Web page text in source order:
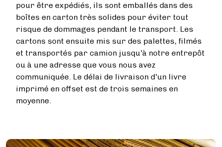
pour être expédiés, ils sont emballés dans des
boîtes en carton très solides pour éviter tout
risque de dommages pendant le transport. Les
cartons sont ensuite mis sur des palettes, filmés
et transportés par camion jusqu'à notre entrepôt
ou à une adresse que vous nous avez
communiquée. Le délai de livraison d'un livre
imprimé en offset est de trois semaines en
moyenne.
Image